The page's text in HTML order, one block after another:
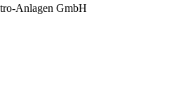
Anlagen GmbH